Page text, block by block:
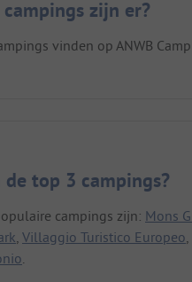
campings zijn er?
vinden op ANWB
top 3 campings?
campings zijn: Mons
Villaggio Turistico Europeo